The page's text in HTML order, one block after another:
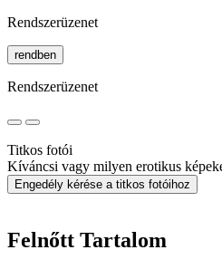
Rendszerüzenet
rendben
Rendszerüzenet
Titkos fotói
Kíváncsi vagy milyen erotikus
Engedély kérése a titkos fotóihoz
Felnőtt Tartalom